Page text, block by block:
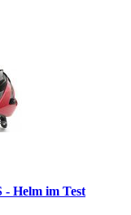
Helm im Test